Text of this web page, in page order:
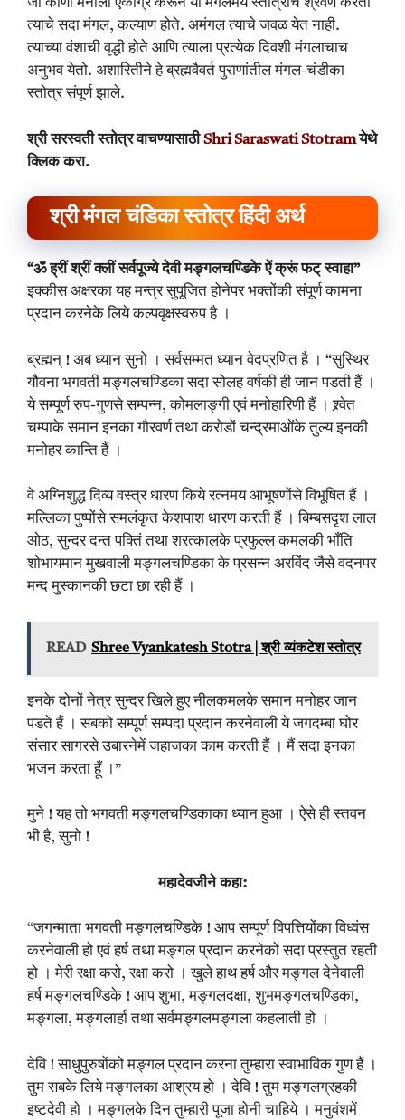
जो कोणी मनाला एकाग्र करून या मंगलमय स्तोत्राचे श्रवण करतो
त्याचे सदा मंगल, कल्याण होते. अमंगल त्याचे जवळ येत नाही.
त्याच्या वंशाची वृद्धी होते आणि त्याला प्रत्येक दिवशी मंगलाचाच
अनुभव येतो. अशारितीने हे ब्रह्मवैवर्त पुराणांतील मंगल-चंडीका
स्तोत्र संपूर्ण झाले.
श्री सरस्वती स्तोत्र वाचण्यासाठीShri Saraswati Stotramयेथे
क्लिक करा.
श्री मंगल चंडिका स्तोत्र हिंदी अर्थ
“ॐ ह्रीं श्रीं क्लीं सर्वपूज्ये देवी मङ्गलचण्डिके ऐं क्रूं फट् स्वाहा”
इक्कीस अक्षरका यह मन्त्र सुपूजित होनेपर भक्तोंकी संपूर्ण कामना
प्रदान करनेके लिये कल्पवृक्षस्वरुप है ।
ब्रह्मन् ! अब ध्यान सुनो । सर्वसम्मत ध्यान वेदप्रणित है । “सुस्थिर
यौवना भगवती मङ्गलचण्डिका सदा सोलह वर्षकी ही जान पडती हैं ।
ये सम्पूर्ण रुप-गुणसे सम्पन्न, कोमलाङ्गी एवं मनोहारिणी हैं । श्र्वेत
चम्पाके समान इनका गौरवर्ण तथा करोडों चन्द्रमाओंके तुल्य इनकी
मनोहर कान्ति हैं ।
वे अग्निशुद्ध दिव्य वस्त्र धारण किये रत्नमय आभूषणोंसे विभूषित हैं ।
मल्लिका पुष्पोंसे समलंकृत केशपाश धारण करती हैं । बिम्बसदृश लाल
ओठ, सुन्दर दन्त पक्तिं तथा शरत्कालके प्रफुल्ल कमलकी भाँति
शोभायमान मुखवाली मङ्गलचण्डिका के प्रसन्न अरविंद जैसे वदनपर
मन्द मुस्कानकी छटा छा रही हैं ।
READ Shree Vyankatesh Stotra | श्री व्यंकटेश स्तोत्र
इनके दोनों नेत्र सुन्दर खिले हुए नीलकमलके समान मनोहर जान
पडते हैं । सबको सम्पूर्ण सम्पदा प्रदान करनेवाली ये जगदम्बा घोर
संसार सागरसे उबारनेमें जहाजका काम करती हैं । मैं सदा इनका
भजन करता हूँ ।”
मुने ! यह तो भगवती मङ्गलचण्डिकाका ध्यान हुआ । ऐसे ही स्तवन
भी है, सुनो !
महादेवजीने कहा:
“जगन्माता भगवती मङ्गलचण्डिके ! आप सम्पूर्ण विपत्तियोंका विध्वंस
करनेवाली हो एवं हर्ष तथा मङ्गल प्रदान करनेको सदा प्रस्तुत रहती
हो । मेरी रक्षा करो, रक्षा करो । खुले हाथ हर्ष और मङ्गल देनेवाली
हर्ष मङ्गलचण्डिके ! आप शुभा, मङ्गलदक्षा, शुभमङ्गलचण्डिका,
मङ्गला, मङ्गलार्हा तथा सर्वमङ्गलमङ्गला कहलाती हो ।
देवि ! साधुपुरुषोंको मङ्गल प्रदान करना तुम्हारा स्वाभाविक गुण हैं ।
तुम सबके लिये मङ्गलका आश्रय हो । देवि ! तुम मङ्गलग्रहकी
इष्टदेवी हो । मङ्गलके दिन तुम्हारी पूजा होनी चाहिये । मनुवंशमें